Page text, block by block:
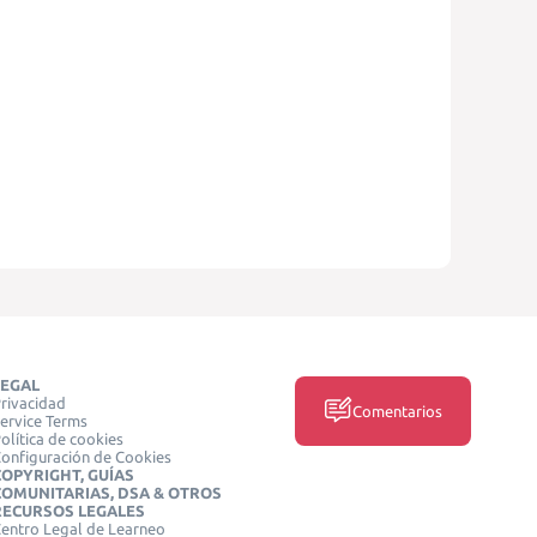
Terms
de cookies
de Cookies
GUÍAS
DSA & OTROS
LEGALES
Legal de Learneo
Comentarios